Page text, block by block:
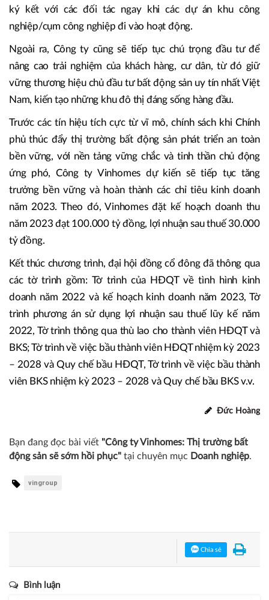
ký kết với các đối tác ngay khi các dự án khu công
nghiệp/cụm công nghiệp đi vào hoạt động.
Ngoài ra, Công ty cũng sẽ tiếp tục chú trọng đầu tư để
nâng cao trải nghiệm của khách hàng, cư dân, từ đó giữ
vững thương hiệu chủ đầu tư bất động sản uy tín nhất Việt
Nam, kiến tạo những khu đô thị đáng sống hàng đầu.
Trước các tín hiệu tích cực từ vĩ mô, chính sách khi Chính
phủ thúc đẩy thị trường bất động sản phát triển an toàn
bền vững, với nền tảng vững chắc và tinh thần chủ động
ứng phó, Công ty Vinhomes dự kiến sẽ tiếp tục tăng
trưởng bền vững và hoàn thành các chỉ tiêu kinh doanh
năm 2023. Theo đó, Vinhomes đặt kế hoạch doanh thu
năm 2023 đạt 100.000 tỷ đồng, lợi nhuận sau thuế 30.000
tỷ đồng.
Kết thúc chương trình, đại hội đồng cổ đông đã thông qua
các tờ trình gồm: Tờ trình của HĐQT về tình hình kinh
doanh năm 2022 và kế hoạch kinh doanh năm 2023, Tờ
trình phương án sử dụng lợi nhuận sau thuế lũy kế năm
2022, Tờ trình thông qua thù lao cho thành viên HĐQT và
BKS; Tờ trình về việc bầu thành viên HĐQT nhiệm kỳ 2023
– 2028 và Quy chế bầu HĐQT, Tờ trình về việc bầu thành
viên BKS nhiệm kỳ 2023 – 2028 và Quy chế bầu BKS v.v.
Đức Hoàng
Bạn đang đọc bài viết "Công ty Vinhomes: Thị trường bất
động sản sẽ sớm hồi phục" tại chuyên mục Doanh nghiệp.
vingroup
Chia sẻ
Bình luận